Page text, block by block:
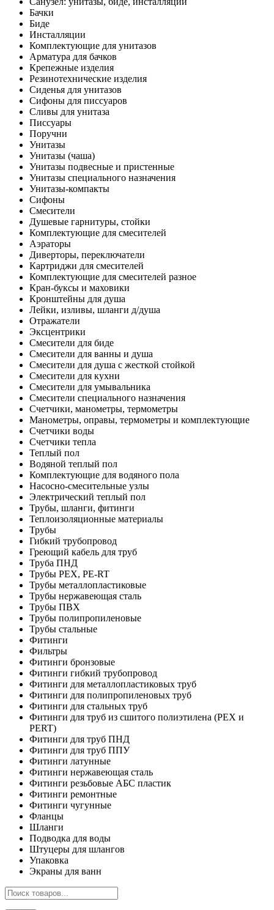
Бачки
Биде
Инсталляции
Комплектующие для унитазов
Арматура для бачков
Крепежные изделия
Резинотехнические изделия
Сиденья для унитазов
Сифоны для писсуаров
Сливы для унитаза
Писсуары
Поручни
Унитазы
Унитазы (чаша)
Унитазы подвесные и пристенные
Унитазы специального назначения
Унитазы-компакты
Сифоны
Смесители
Душевые гарнитуры, стойки
Комплектующие для смесителей
Аэраторы
Диверторы, переключатели
Картриджи для смесителей
Комплектующие для смесителей разное
Кран-буксы и маховики
Кронштейны для душа
Лейки, изливы, шланги д/душа
Отражатели
Эксцентрики
Смесители для биде
Смесители для ванны и душа
Смесители для душа с жесткой стойкой
Смесители для кухни
Смесители для умывальника
Смесители специального назначения
Счетчики, манометры, термометры
Манометры, оправы, термометры и комплектующие
Счетчики воды
Счетчики тепла
Теплый пол
Водяной теплый пол
Комплектующие для водяного пола
Насосно-смесительные узлы
Электрический теплый пол
Трубы, шланги, фитинги
Теплоизоляционные материалы
Трубы
Гибкий трубопровод
Греющий кабель для труб
Труба ПНД
Трубы PEX, PE-RT
Трубы металлопластиковые
Трубы нержавеющая сталь
Трубы ПВХ
Трубы полипропиленовые
Трубы стальные
Фитинги
Фильтры
Фитинги бронзовые
Фитинги гибкий трубопровод
Фитинги для металлопластиковых труб
Фитинги для полипропиленовых труб
Фитинги для стальных труб
Фитинги для труб из сшитого полиэтилена (PEX и
PERT)
Фитинги для труб ПНД
Фитинги для труб ППУ
Фитинги латунные
Фитинги нержавеющая сталь
Фитинги резьбовые АБС пластик
Фитинги ремонтные
Фитинги чугунные
Фланцы
Шланги
Подводка для воды
Штуцеры для шлангов
Упаковка
Экраны для ванн